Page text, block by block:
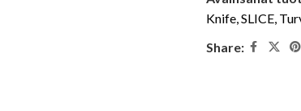
Knife,SLICE,
Share: